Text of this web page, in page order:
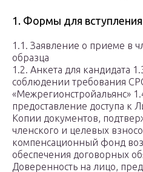
1. Формы для
1.1. Заявление о приеме в
образца
1.2. Анкета для кандидата
соблюдении требования
«Межрегионстройальянс»
предоставление доступа к
Копии документов,
членского и целевых
компенсационный фонд
обеспечения договорных
Доверенность на лицо,